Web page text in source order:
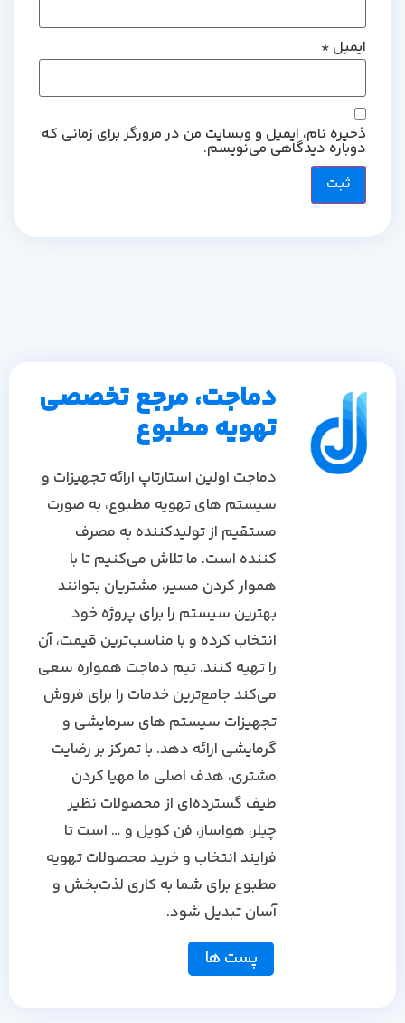
ایمیل *
ذخیره نام، ایمیل و وبسایت من در مرورگر برای زمانی که
دوباره دیدگاهی می‌نویسم.
دماجت، مرجع تخصصی
تهویه مطبوع
دماجت اولین استارتاپ ارائه تجهیزات و
سیستم های تهویه مطبوع، به صورت
مستقیم از تولیدکننده به مصرف
کننده است. ما تلاش می‌کنیم تا با
هموار کردن مسیر، مشتریان بتوانند
بهترین سیستم را برای پروژه خود
انتخاب کرده و با مناسب‌ترین قیمت، آن
را تهیه کنند. تیم دماجت همواره سعی
می‌کند جامع‌ترین خدمات را برای فروش
تجهیزات سیستم های سرمایشی و
گرمایشی ارائه دهد. با تمرکز بر رضایت
مشتری، هدف اصلی ما مهیا کردن
طیف گسترده‌ای از محصولات نظیر
چیلر، هواساز، فن کویل و … است تا
فرایند انتخاب و خرید محصولات تهویه
مطبوع برای شما به کاری لذت‌بخش و
آسان تبدیل شود.
پست ها